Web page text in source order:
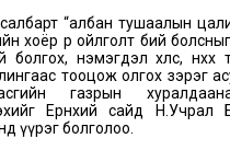
“албан тушаалын
хоёр өөр ойлголт бий
нэмэгдэл хөлс, нөхөх
тооцож олгох зэрэг
газрын
Ерөнхий сайд Н.Учрал
үүрэг болголоо.